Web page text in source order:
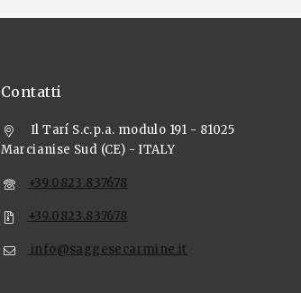
Contatti
Il Tarí S.c.p.a. modulo 191 - 81025
Marcianise Sud (CE) - ITALY
+39.0823.837678
+39.0823.837678
info@saggesecarmine.it